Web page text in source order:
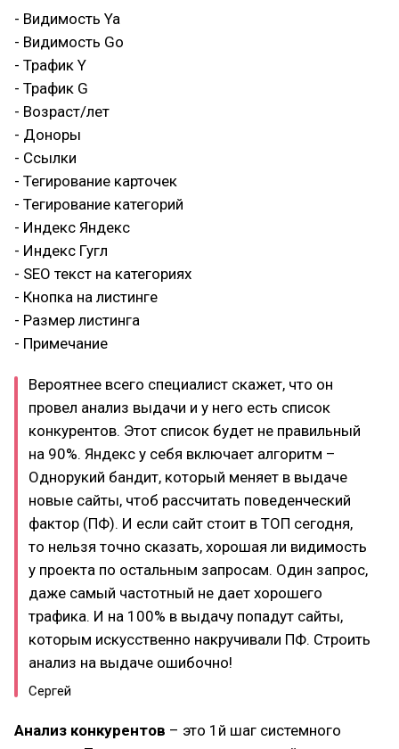
- Видимость Ya
- Видимость Go
- Трафик Y
- Трафик G
- Возраст/лет
- Доноры
- Ссылки
- Тегирование карточек
- Тегирование категорий
- Индекс Яндекс
- Индекс Гугл
- SEO текст на категориях
- Кнопка на листинге
- Размер листинга
- Примечание
Вероятнее всего специалист скажет, что он
провел анализ выдачи и у него есть список
конкурентов. Этот список будет не правильный
на 90%. Яндекс у себя включает алгоритм –
Однорукий бандит, который меняет в выдаче
новые сайты, чтоб рассчитать поведенческий
фактор (ПФ). И если сайт стоит в ТОП сегодня,
то нельзя точно сказать, хорошая ли видимость
у проекта по остальным запросам. Один запрос,
даже самый частотный не дает хорошего
трафика. И на 100% в выдачу попадут сайты,
которым искусственно накручивали ПФ. Строить
анализ на выдаче ошибочно!
Сергей
Анализ конкурентов – это 1й шаг системного